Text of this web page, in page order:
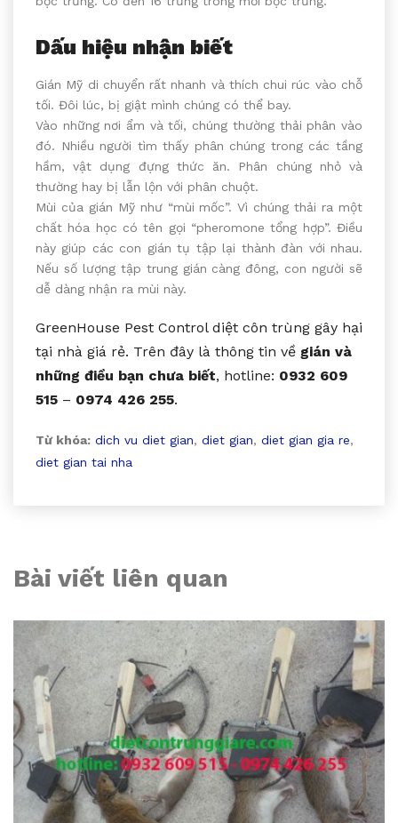
Dấu hiệu nhận biết
Gián Mỹ di chuyển rất nhanh và thích chui rúc vào chỗ
tối. Đôi lúc, bị giật mình chúng có thể bay.
Vào những nơi ẩm và tối, chúng thường thải phân vào
đó. Nhiều người tìm thấy phân chúng trong các tầng
hầm, vật dụng đựng thức ăn. Phân chúng nhỏ và
thường hay bị lẫn lộn với phân chuột.
Mùi của gián Mỹ như “mùi mốc”. Vì chúng thải ra một
chất hóa học có tên gọi “pheromone tổng hợp”. Điều
này giúp các con gián tụ tập lại thành đàn với nhau.
Nếu số lượng tập trung gián càng đông, con người sẽ
dễ dàng nhận ra mùi này.
GreenHouse Pest Control diệt côn trùng gây hại
tại nhà giá rẻ. Trên đây là thông tin về gián và
những điều bạn chưa biết, hotline: 0932 609
515 – 0974 426 255.
Từ khóa: dich vu diet gian, diet gian, diet gian gia re,
diet gian tai nha
Bài viết liên quan